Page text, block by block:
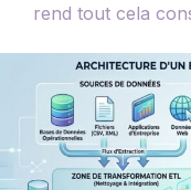
rend tout cela